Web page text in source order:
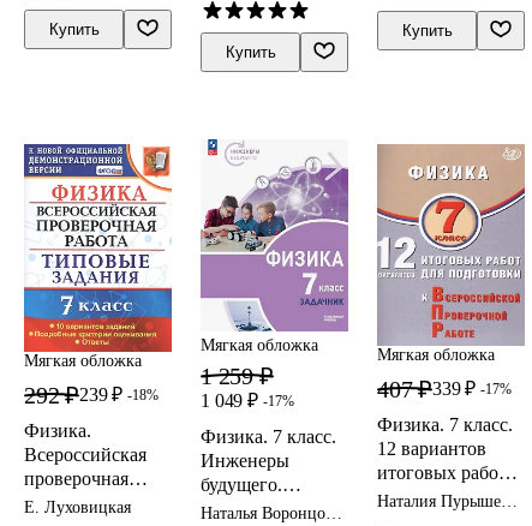
Купить
Купить
Купить
Мягкая обложка
292 ₽239 ₽ -18%
Физика.
Всероссийская
проверочная
работа. 7 класс.
Е. Луховицкая
Мягкая обложка
1 259 ₽
1 049 ₽ -17%
Физика. 7 класс.
Инженеры
будущего.
Углублённый
Наталья Воронцова,
Мягкая обложка
407 ₽339 ₽ -17%
Физика. 7 класс.
12 вариантов
итоговых работ
для подготовки к
Наталия Пурышева,